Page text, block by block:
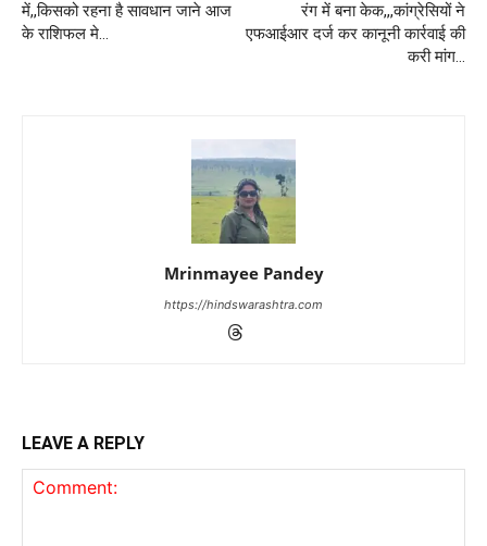
में,,किसको रहना है सावधान जाने आज
के राशिफल मे…
रंग में बना केक,,,कांग्रेसियों ने
एफआईआर दर्ज कर कानूनी कार्रवाई की
करी मांग…
Mrinmayee Pandey
https://hindswarashtra.com
LEAVE A REPLY